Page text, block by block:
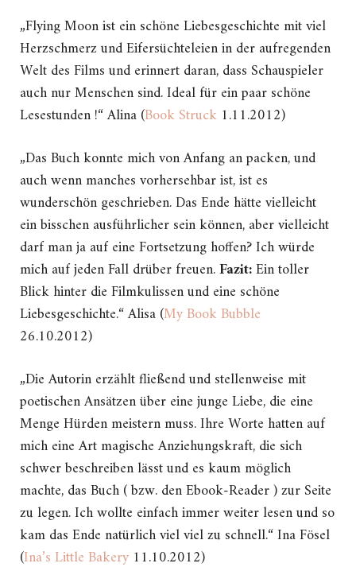
„Flying Moon ist ein schöne Liebesgeschichte mit viel
Herzschmerz und Eifersüchteleien in der aufregenden
Welt des Films und erinnert daran, dass Schauspieler
auch nur Menschen sind. Ideal für ein paar schöne
Lesestunden !“ Alina (Book Struck 1.11.2012)
„Das Buch konnte mich von Anfang an packen, und
auch wenn manches vorhersehbar ist, ist es
wunderschön geschrieben. Das Ende hätte vielleicht
ein bisschen ausführlicher sein können, aber vielleicht
darf man ja auf eine Fortsetzung hoffen? Ich würde
mich auf jeden Fall drüber freuen.Fazit:Ein toller
Blick hinter die Filmkulissen und eine schöne
Liebesgeschichte.“ Alisa (My Book Bubble
26.10.2012)
„Die Autorin erzählt fließend und stellenweise mit
poetischen Ansätzen über eine junge Liebe, die eine
Menge Hürden meistern muss. Ihre Worte hatten auf
mich eine Art magische Anziehungskraft, die sich
schwer beschreiben lässt und es kaum möglich
machte, das Buch ( bzw. den Ebook-Reader ) zur Seite
zu legen. Ich wollte einfach immer weiter lesen und so
kam das Ende natürlich viel viel zu schnell.“ Ina Fösel
(Ina’s Little Bakery 11.10.2012)